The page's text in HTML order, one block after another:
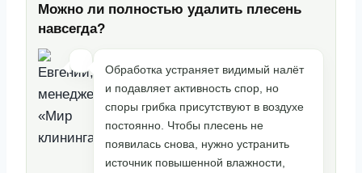
Можно ли полностью удалить плесень
навсегда?
Обработка устраняет видимый налёт
и подавляет активность спор, но
споры грибка присутствуют в воздухе
постоянно. Чтобы плесень не
появилась снова, нужно устранить
источник повышенной влажности,